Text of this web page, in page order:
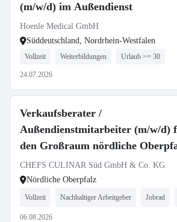
(m/w/d) im Außendienst
Hoenle Medical GmbH
Süddeutschland, Nordrhein-Westfalen
Vollzeit Weiterbildungen Urlaub >= 30
24.07.2026
Verkaufsberater /
Außendienstmitarbeiter (m/w/d)
den Großraum nördliche
CHEFS CULINAR Süd GmbH & Co. KG
Nördliche Oberpfalz
Vollzeit Nachhaltiger Arbeitgeber Jobrad
06.08.2026